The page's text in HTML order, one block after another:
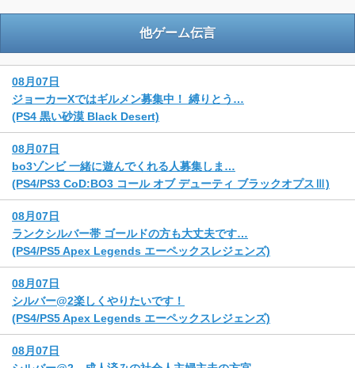
他ゲーム伝言
08月07日
ジョーカーXではギルメン募集中！ 縛りとう…
(PS4 黒い砂漠 Black Desert)
08月07日
bo3ゾンビ 一緒に遊んでくれる人募集しま…
(PS4/PS3 CoD:BO3 コール オブ デューティ ブラックオプスⅢ)
08月07日
ランクシルバー帯 ゴールドの方も大丈夫です…
(PS4/PS5 Apex Legends エーペックスレジェンズ)
08月07日
シルバー@2楽しくやりたいです！
(PS4/PS5 Apex Legends エーペックスレジェンズ)
08月07日